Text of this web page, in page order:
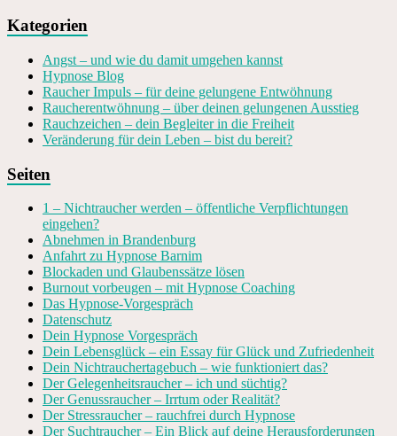
Kategorien
Angst – und wie du damit umgehen kannst
Hypnose Blog
Raucher Impuls – für deine gelungene Entwöhnung
Raucherentwöhnung – über deinen gelungenen Ausstieg
Rauchzeichen – dein Begleiter in die Freiheit
Veränderung für dein Leben – bist du bereit?
Seiten
1 – Nichtraucher werden – öffentliche Verpflichtungen
eingehen?
Abnehmen in Brandenburg
Anfahrt zu Hypnose Barnim
Blockaden und Glaubenssätze lösen
Burnout vorbeugen – mit Hypnose Coaching
Das Hypnose-Vorgespräch
Datenschutz
Dein Hypnose Vorgespräch
Dein Lebensglück – ein Essay für Glück und Zufriedenheit
Dein Nichtrauchertagebuch – wie funktioniert das?
Der Gelegenheitsraucher – ich und süchtig?
Der Genussraucher – Irrtum oder Realität?
Der Stressraucher – rauchfrei durch Hypnose
Der Suchtraucher – Ein Blick auf deine Herausforderungen